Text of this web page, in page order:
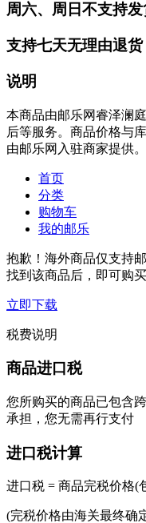
周六、周日不支持发
支持七天无理由退货
说明
本商品由邮乐网睿泽澜
后等服务。商品价格与
由邮乐网入驻商家提供。
首页
分类
购物车
我的邮乐
抱歉！海外商品仅支持
找到该商品后，即可购买
立即下载
税费说明
商品进口税
您所购买的商品已包含
承担，您无需再行支付
进口税计算
进口税 = 商品完税价格(
(完税价格由海关最终确